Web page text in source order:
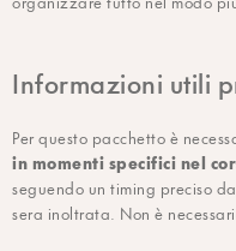
Informazioni utili
Per questo pacchetto è
in momenti specifici nel
seguendo un timing preciso
sera inoltrata. Non è